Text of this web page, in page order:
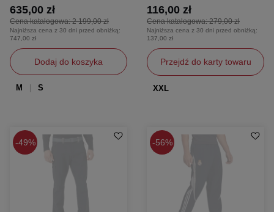
Cena katalogowa:2 199,00 zł
635,00 zł
Najniższa cena z 30 dni przed obniżką:
747,00 zł
Dodaj do koszyka
M S
Cena katalogowa:279,00 zł
116,00 zł
Najniższa cena z 30 dni przed obniżką:
137,00 zł
Przejdź do karty towaru
XXL
49% 56%